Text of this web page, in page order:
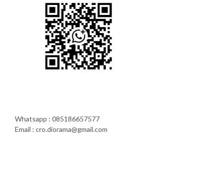
Whatsapp : 085186657577
Email : cro.diorama@gmail.com